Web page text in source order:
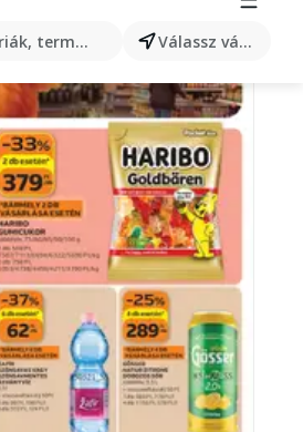
termékek keresése... Válassz várost